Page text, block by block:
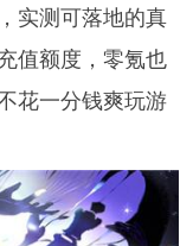
实测可落地的真
值额度，零氪也
花一分钱爽玩游